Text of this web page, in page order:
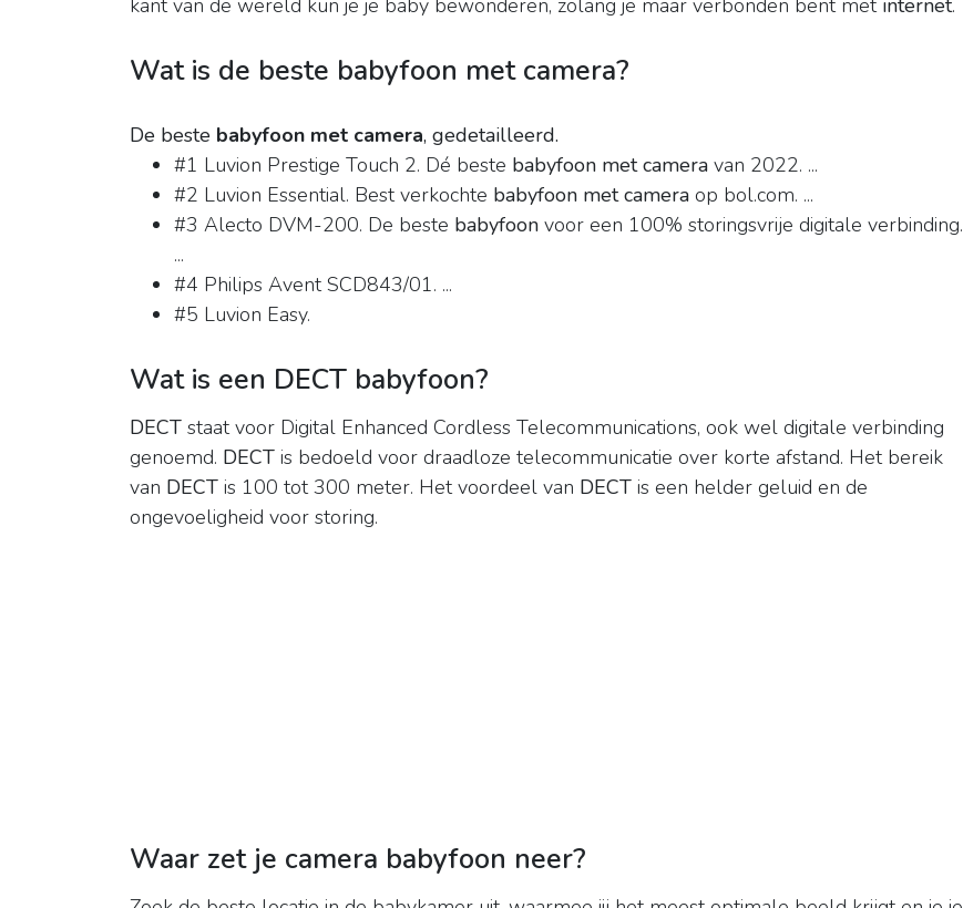
kant van de wereld kun je je baby bewonderen, zolang je maar verbonden bent met internet.
Wat is de beste babyfoon met camera?
De beste babyfoon met camera, gedetailleerd.
#1 Luvion Prestige Touch 2. Dé beste babyfoon met camera van 2022. ...
#2 Luvion Essential. Best verkochte babyfoon met camera op bol.com. ...
#3 Alecto DVM-200. De beste babyfoon voor een 100% storingsvrije digitale verbinding.
...
#4 Philips Avent SCD843/01. ...
#5 Luvion Easy.
Wat is een DECT babyfoon?
DECT staat voor Digital Enhanced Cordless Telecommunications, ook wel digitale verbinding
genoemd. DECT is bedoeld voor draadloze telecommunicatie over korte afstand. Het bereik
van DECT is 100 tot 300 meter. Het voordeel van DECT is een helder geluid en de
ongevoeligheid voor storing.
Waar zet je camera babyfoon neer?